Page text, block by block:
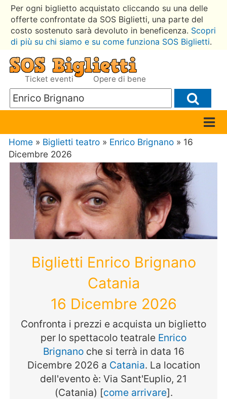
Per ogni biglietto acquistato cliccando su una delle
offerte confrontate da SOS Biglietti, una parte del
costo sostenuto sarà devoluto in beneficenza. Scopri
di più su chi siamo e su come funziona SOS Biglietti.
Ticket eventi Opere di bene
Home » Biglietti teatro » Enrico Brignano » 16
Dicembre 2026
Biglietti Enrico Brignano
Catania
16 Dicembre 2026
Confronta i prezzi e acquista un biglietto
per lo spettacolo teatrale Enrico
Brignanoche si terrà in data 16
Dicembre 2026 a Catania. La location
dell'evento è: Via Sant'Euplio, 21
(Catania) [come arrivare].